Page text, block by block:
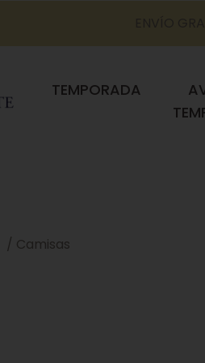
TEMPORADA
Camisas